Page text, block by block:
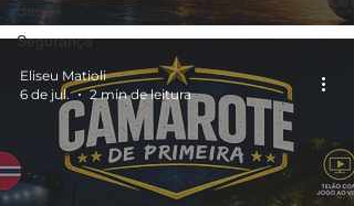
Saúde
Segurança
Eliseu Matioli
6 de jul.
2 min de leitura